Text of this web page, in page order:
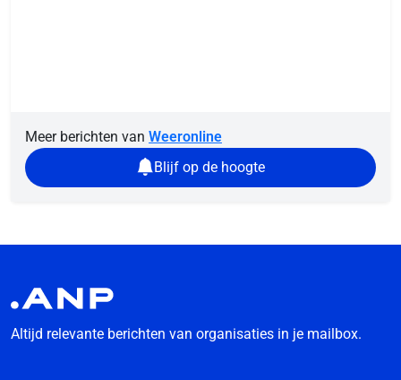
Meer berichten van Weeronline
Blijf op de hoogte
Altijd relevante berichten van organisaties in je mailbox.